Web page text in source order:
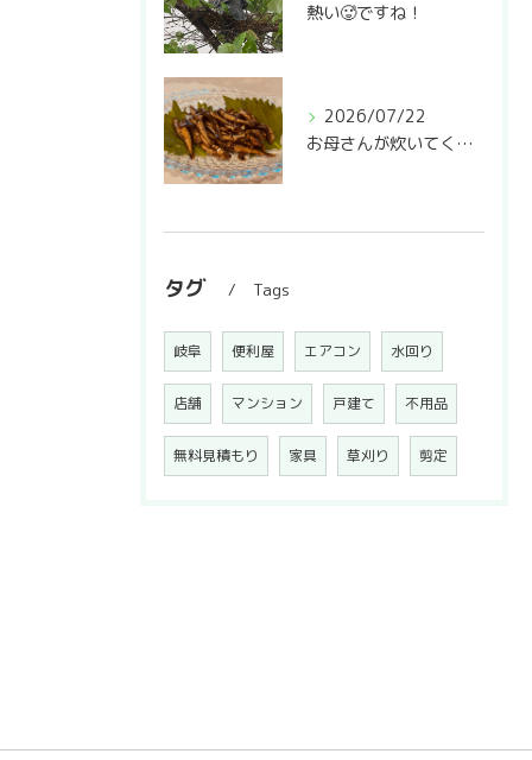
熱い🥵ですね！
2026/07/22
お母さんが炊いてくれた稚鮎の甘露煮❣️
タグ Tags
岐阜 便利屋 エアコン 水回り
店舗 マンション 戸建て 不用品
無料見積もり 家具 草刈り 剪定